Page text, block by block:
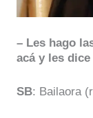
– Les hago
acá y les
SB: Bailaora